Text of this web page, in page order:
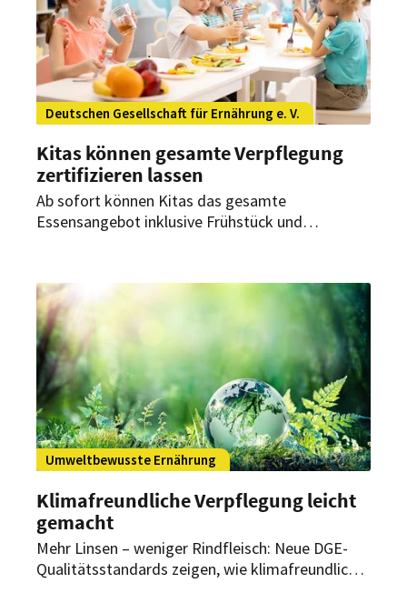
Deutschen Gesellschaft für Ernährung e. V.
Kitas können gesamte Verpflegung
zertifizieren lassen
Ab sofort können Kitas das gesamte
Essensangebot inklusive Frühstück und
zertifizieren lassen. Bislang war dies nur für das
Mittagessen möglich.
Umweltbewusste Ernährung
Klimafreundliche Verpflegung leicht
gemacht
Mehr Linsen – weniger Rindfleisch: Neue DGE-
Qualitätsstandards zeigen, wie klimafreundliche